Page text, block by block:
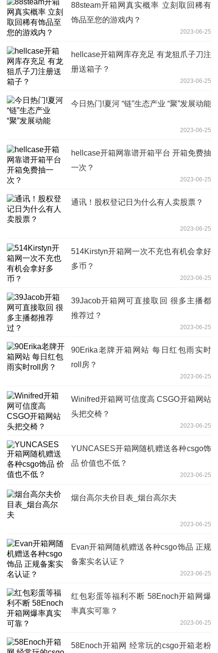
88steam开箱网真实概率 立刻取回稀有
饰品至您的游戏内？
2023-06-25
hellcase开箱网库存充足 有龙狙爪子刀注
册送箱子？
2023-06-25
今日热门!夏河 “链”生态产业 “聚”发展动能
2023-06-25
hellcase开箱网靠谱开箱平台 开箱免费抽
一次？
2023-06-25
通讯！股权登记日为什么有人卖股票？
2023-06-25
514Kirstyn开箱网一次不充也有机会拿好
多币？
2023-06-25
39Jacob开箱网可直接取回 很多主播都
推荐过？
2023-06-25
90Erika老牌开箱网站 每日红包雨实时
roll房？
2023-06-25
Winifred开箱网可信度高 CSGO开箱网站
头把交椅？
2023-06-25
YUNCASES开箱网随机赠送各种csgo饰
品 价值也不低？
2023-06-25
烟台高尔夫价目表_烟台高尔夫
2023-06-25
Evan开箱网随机赠送各种csgo饰品 正规
备案实名认证？
2023-06-25
红包彩蛋等福利不断 58Enoch开箱网爆
率真实可靠？
2023-06-25
58Enoch开箱网 经常玩的csgo开箱老粉